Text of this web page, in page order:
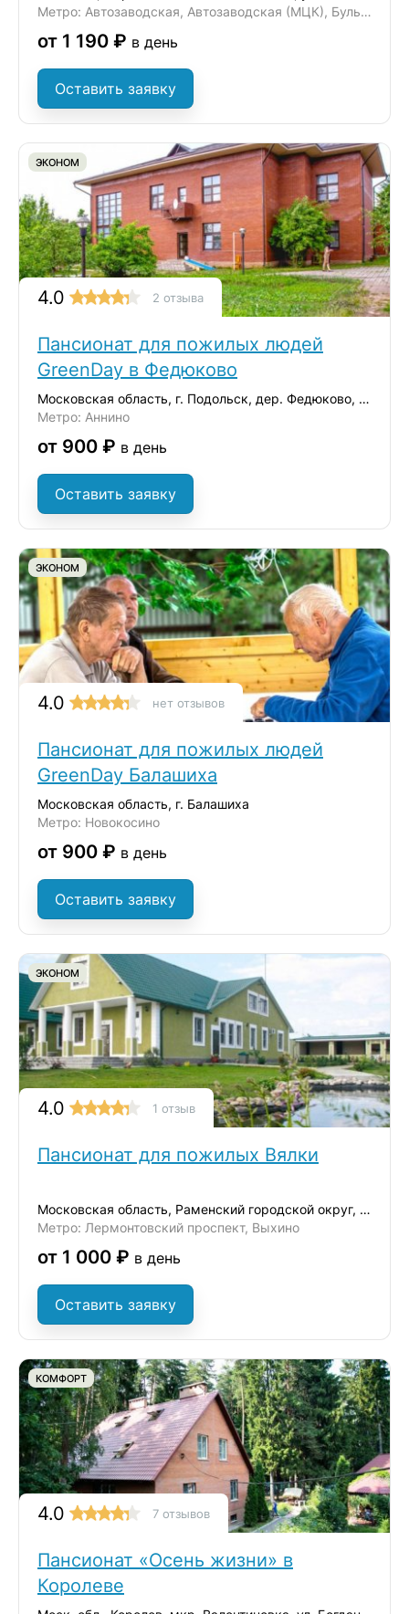
Метро: Автозаводская, Автозаводская (МЦК), Бульвар Дмитрия Донского
от 1 190 ₽ в день
Оставить заявку
ЭКОНОМ
4.0 2 отзыва
Пансионат для пожилых людей
GreenDay в Федюково
Московская область, г. Подольск, дер. Федюково, ул. Зеленая
Метро: Аннино
от 900 ₽ в день
Оставить заявку
ЭКОНОМ
4.0 нет отзывов
Пансионат для пожилых людей
GreenDay Балашиха
Московская область, г. Балашиха
Метро: Новокосино
от 900 ₽ в день
Оставить заявку
ЭКОНОМ
4.0 1 отзыв
Пансионат для пожилых Вялки
Московская область, Раменский городской округ, деревня Вялки
Метро: Лермонтовский проспект, Выхино
от 1 000 ₽ в день
Оставить заявку
КОМФОРТ
4.0 7 отзывов
Пансионат «Осень жизни» в
Королеве